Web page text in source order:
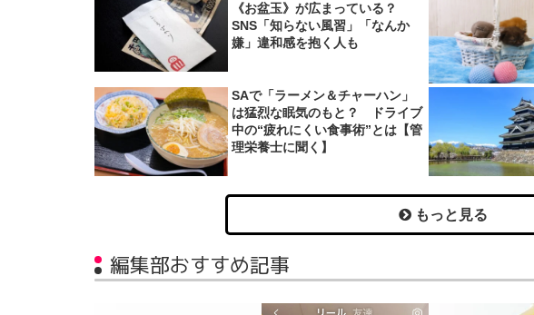
《お盆玉》が広まっている？
SNS「知らない風習」「なんか
嫌」違和感を抱く人も
SAで「ラーメン＆チャーハン」
は猛烈な眠気のもと？ ドライブ
中の“疲れにくい食事術”とは【管
理栄養士に聞く】
もっと見る
編集部おすすめ記事